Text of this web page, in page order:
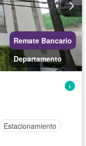
Remate Bancario
Departamento
Estacionamiento